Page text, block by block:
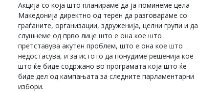
Акција со која што планираме да ја поминеме цела
Македонија директно од терен да разговараме со
граѓаните, организации, здруженија, целни групи и да
слушнеме од прво лице што е она кое што
претставува акутен проблем, што е она кое што
недостасува, и за истото да понудиме решенија кое
што ќе биде содржано во програмата која што ќе
биде дел од кампањата за следните парламентарни
избори.